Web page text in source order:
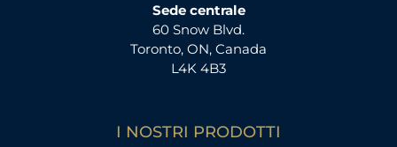
Sede centrale
60 Snow Blvd.
Toronto, ON, Canada
L4K 4B3
I NOSTRI PRODOTTI